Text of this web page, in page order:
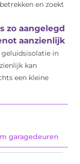
en zoekt
zo aangelegd
aanzienlijk
in
kan
een kleine
garagedeuren